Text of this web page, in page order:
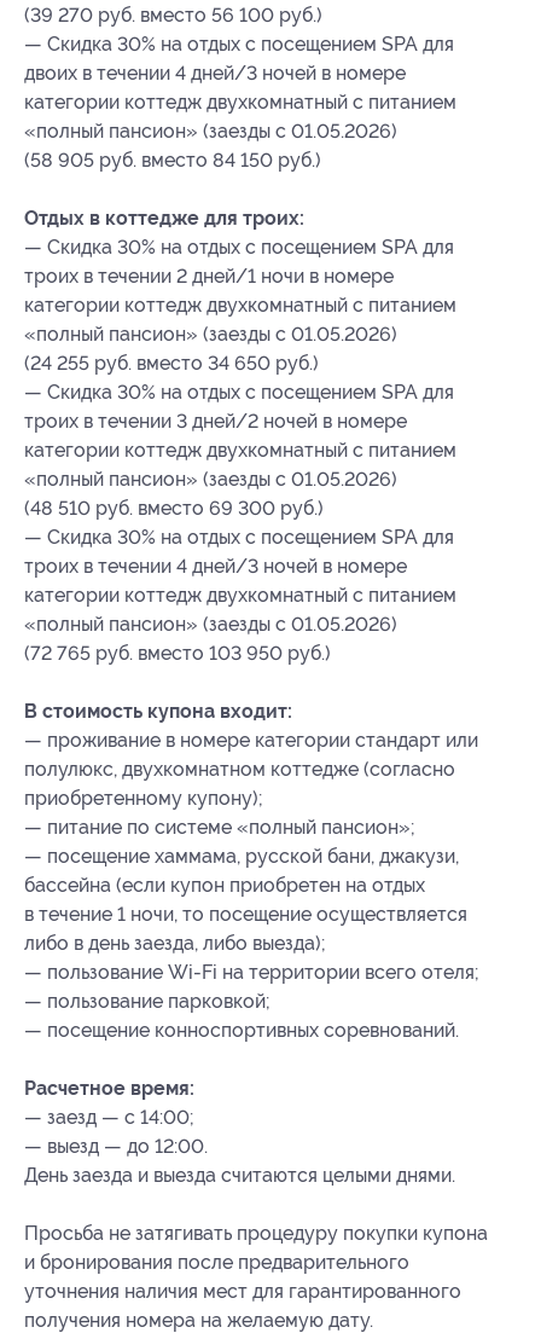
(39 270 руб. вместо 56 100 руб.)
— Скидка 30% на отдых с посещением SPA для
двоих в течении 4 дней/3 ночей в номере
категории коттедж двухкомнатный с питанием
«полный пансион» (заезды с 01.05.2026)
(58 905 руб. вместо 84 150 руб.)
Отдых в коттедже для троих:
— Скидка 30% на отдых с посещением SPA для
троих в течении 2 дней/1 ночи в номере
категории коттедж двухкомнатный с питанием
«полный пансион» (заезды с 01.05.2026)
(24 255 руб. вместо 34 650 руб.)
— Скидка 30% на отдых с посещением SPA для
троих в течении 3 дней/2 ночей в номере
категории коттедж двухкомнатный с питанием
«полный пансион» (заезды с 01.05.2026)
(48 510 руб. вместо 69 300 руб.)
— Скидка 30% на отдых с посещением SPA для
троих в течении 4 дней/3 ночей в номере
категории коттедж двухкомнатный с питанием
«полный пансион» (заезды с 01.05.2026)
(72 765 руб. вместо 103 950 руб.)
В стоимость купона входит:
— проживание в номере категории стандарт или
полулюкс, двухкомнатном коттедже (согласно
приобретенному купону);
— питание по системе «полный пансион»;
— посещение хаммама, русской бани, джакузи,
бассейна (если купон приобретен на отдых
в течение 1 ночи, то посещение осуществляется
либо в день заезда, либо выезда);
— пользование Wi-Fi на территории всего отеля;
— пользование парковкой;
— посещение конноспортивных соревнований.
Расчетное время:
— заезд — с 14:00;
— выезд — до 12:00.
День заезда и выезда считаются целыми днями.
Просьба не затягивать процедуру покупки купона
и бронирования после предварительного
уточнения наличия мест для гарантированного
получения номера на желаемую дату.